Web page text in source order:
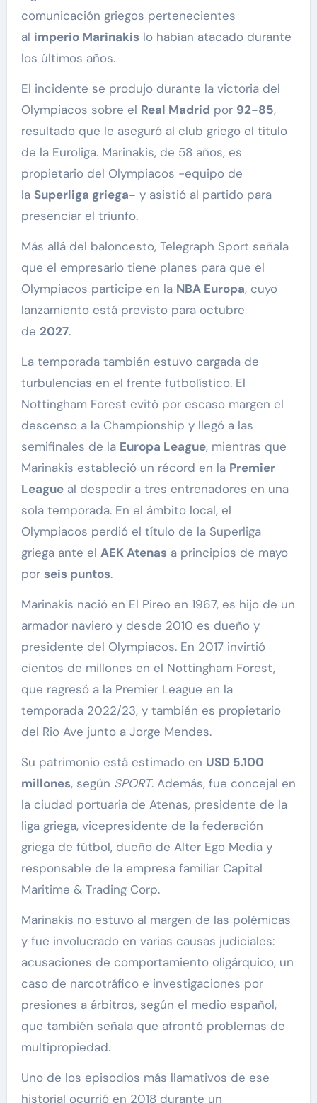
comunicación griegos pertenecientes
al imperio Marinakislo habían atacado durante
los últimos años.
El incidente se produjo durante la victoria del
Olympiacos sobre el Real Madrid por 92-85,
resultado que le aseguró al club griego el título
de la Euroliga. Marinakis, de 58 años, es
propietario del Olympiacos -equipo de
la Superliga griega- y asistió al partido para
presenciar el triunfo.
Más allá del baloncesto, Telegraph Sport señala
que el empresario tiene planes para que el
Olympiacos participe en la NBA Europa, cuyo
lanzamiento está previsto para octubre
de 2027.
La temporada también estuvo cargada de
turbulencias en el frente futbolístico. El
Nottingham Forest evitó por escaso margen el
descenso a la Championship y llegó a las
semifinales de la Europa League, mientras que
Marinakis estableció un récord en la Premier
Leagueal despedir a tres entrenadores en una
sola temporada. En el ámbito local, el
Olympiacos perdió el título de la Superliga
griega ante el AEK Atenasa principios de mayo
por seis puntos.
Marinakis nació en El Pireo en 1967, es hijo de un
armador naviero y desde 2010 es dueño y
presidente del Olympiacos. En 2017 invirtió
cientos de millones en el Nottingham Forest,
que regresó a la Premier League en la
temporada 2022/23, y también es propietario
del Rio Ave junto a Jorge Mendes.
Su patrimonio está estimado en USD 5.100
millones, según SPORT. Además, fue concejal en
la ciudad portuaria de Atenas, presidente de la
liga griega, vicepresidente de la federación
griega de fútbol, dueño de Alter Ego Media y
responsable de la empresa familiar Capital
Maritime & Trading Corp.
Marinakis no estuvo al margen de las polémicas
y fue involucrado en varias causas judiciales:
acusaciones de comportamiento oligárquico, un
caso de narcotráfico e investigaciones por
presiones a árbitros, según el medio español,
que también señala que afrontó problemas de
multipropiedad.
Uno de los episodios más llamativos de ese
historial ocurrió en 2018 durante un